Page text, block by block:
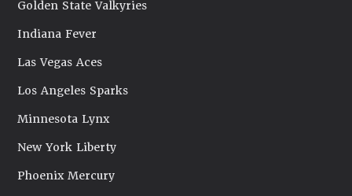
Golden State Valkyries
Indiana Fever
Las Vegas Aces
Los Angeles Sparks
Minnesota Lynx
New York Liberty
Phoenix Mercury